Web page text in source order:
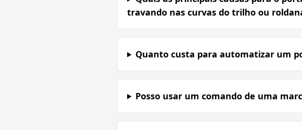
travando nas curvas do trilho ou
Quanto custa para automatizar um
Posso usar um comando de uma